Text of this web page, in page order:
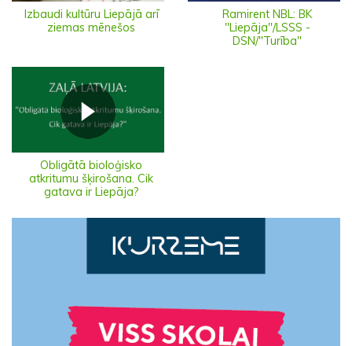
Izbaudi kultūru Liepājā arī
ziemas mēnešos
Ramirent NBL: BK
"Liepāja"/LSSS -
DSN/"Turība"
Obligātā bioloģisko
atkritumu šķirošana. Cik
gatava ir Liepāja?